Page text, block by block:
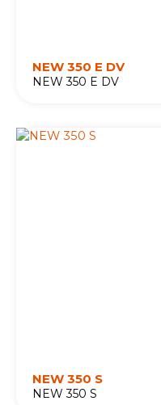
NEW 350 E DV
NEW 350 E DV
NEW 350 S
NEW 350 S